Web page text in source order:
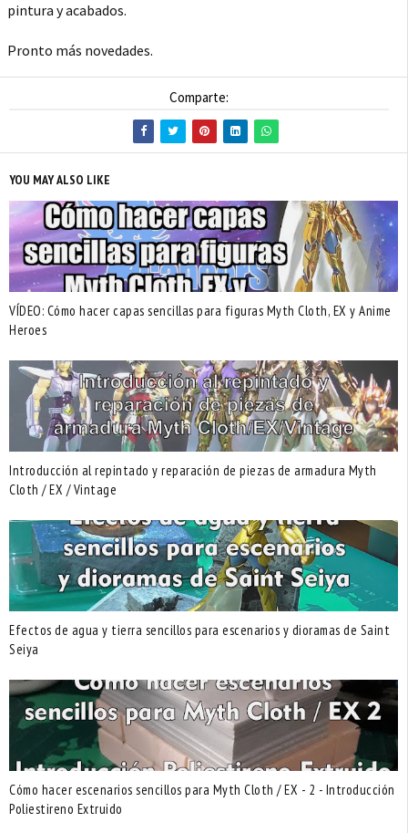
pintura y acabados.
Pronto más novedades.
Comparte:
YOU MAY ALSO LIKE
VÍDEO: Cómo hacer capas sencillas para figuras Myth Cloth, EX y Anime
Heroes
Introducción al repintado y reparación de piezas de armadura Myth
Cloth / EX / Vintage
Efectos de agua y tierra sencillos para escenarios y dioramas de Saint
Seiya
Cómo hacer escenarios sencillos para Myth Cloth / EX - 2 - Introducción
Poliestireno Extruido